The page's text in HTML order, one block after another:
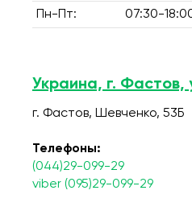
Пн-Пт: 07:30-
Украина, г. Фастов,
г. Фастов, Шевченко, 53Б
Телефоны:
(044)29-099-29
viber (095)29-099-29